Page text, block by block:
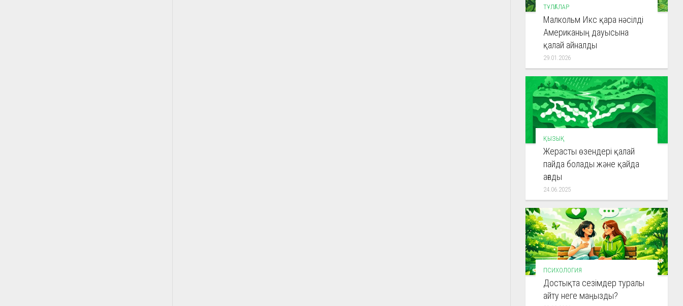
ТҰЛҒАЛАР
Малкольм Икс қара нәсілді
Американың дауысына
қалай айналды
29.01.2026
ҚЫЗЫҚ
Жерасты өзендері қалай
пайда болады және қайда
ағады
24.06.2025
ПСИХОЛОГИЯ
Достықта сезімдер туралы
айту неге маңызды?